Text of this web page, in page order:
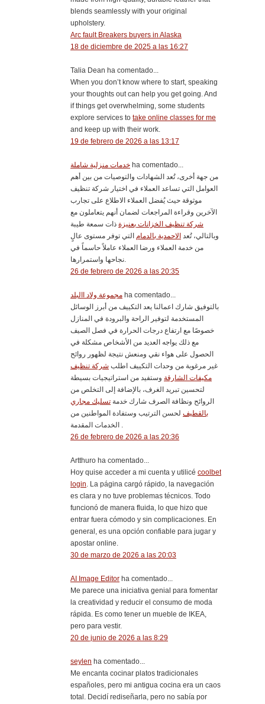
blends seamlessly with your original
upholstery.
Arc fault Breakers buyers in Alaska
18 de diciembre de 2025 a las 16:27
Talia Dean ha comentado...
When you don’t know where to start, speaking
your thoughts out can help you get going. And
if things get overwhelming, some students
explore services to take online classes for me
and keep up with their work.
19 de febrero de 2026 a las 13:17
خدمات منزلية شاملة ha comentado...
من جهة أخرى، تُعد الشهادات والتوصيات من بين أهم
العوامل التي تساعد العملاء في اختيار شركة تنظيف
موثوقة حيث يُفضل العملاء الاطلاع على تجارب
الآخرين وقراءة المراجعات لضمان أنهم يتعاملون مع
شركة تنظيف الخزانات بعنيزة ذات سمعة طيبة
وبالتالي، تُعد الاحمدية بالدمام التي توفر مستوى عالٍ
من خدمة العملاء ورضا العملاء عاملاً حاسماً في
نجاحها واستمرارها.
26 de febrero de 2026 a las 20:35
مجموعة ولاد االبلد ha comentado...
بالتوفيق شارك اعمالنا يعد التكييف من أبرز الوسائل
المستخدمة لتوفير الراحة والبرودة في المنازل
خصوصًا مع ارتفاع درجات الحرارة في فصل الصيف
مع ذلك يواجه العديد من الأشخاص مشكلة في
الحصول على هواء نقي ومنعش نتيجة لظهور روائح
غير مرغوبة من وحدات التكييف اطلب شركة تنظيف
مكيفات الشارقة وستفيد من استراتيجيات بسيطة
لتحسين تبريد الغرف، بالإضافة إلى التخلص من
الروائح ونظافة الصرف شارك خدمة تسليك مجاري
بالقطيف لحسن الترتيب وستفادة المواطنين من
الخدمات المقدمة .
26 de febrero de 2026 a las 20:36
Artthuro ha comentado...
Hoy quise acceder a mi cuenta y utilicé coolbet
login. La página cargó rápido, la navegación
es clara y no tuve problemas técnicos. Todo
funcionó de manera fluida, lo que hizo que
entrar fuera cómodo y sin complicaciones. En
general, es una opción confiable para jugar y
apostar online.
30 de marzo de 2026 a las 20:03
AI Image Editor ha comentado...
Me parece una iniciativa genial para fomentar
la creatividad y reducir el consumo de moda
rápida. Es como tener un mueble de IKEA,
pero para vestir.
20 de junio de 2026 a las 8:29
seylen ha comentado...
Me encanta cocinar platos tradicionales
españoles, pero mi antigua cocina era un caos
total. Decidí rediseñarla, pero no sabía por